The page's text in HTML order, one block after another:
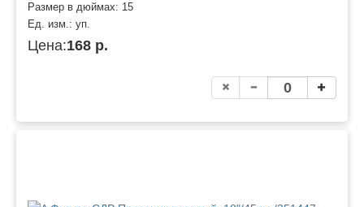
Размер в дюймах: 15
Ед. изм.: уп.
Цена:168 р.